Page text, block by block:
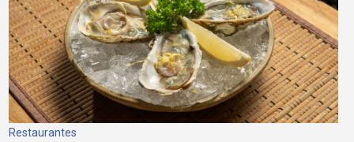
Restaurantes